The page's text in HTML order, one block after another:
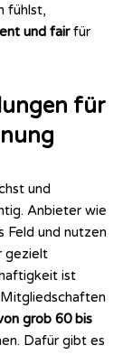
fühlst,
und fairfür
für
und
Anbieter wie
Feld und nutzen
gezielt
ist
grob 60 bis
Dafür gibt es